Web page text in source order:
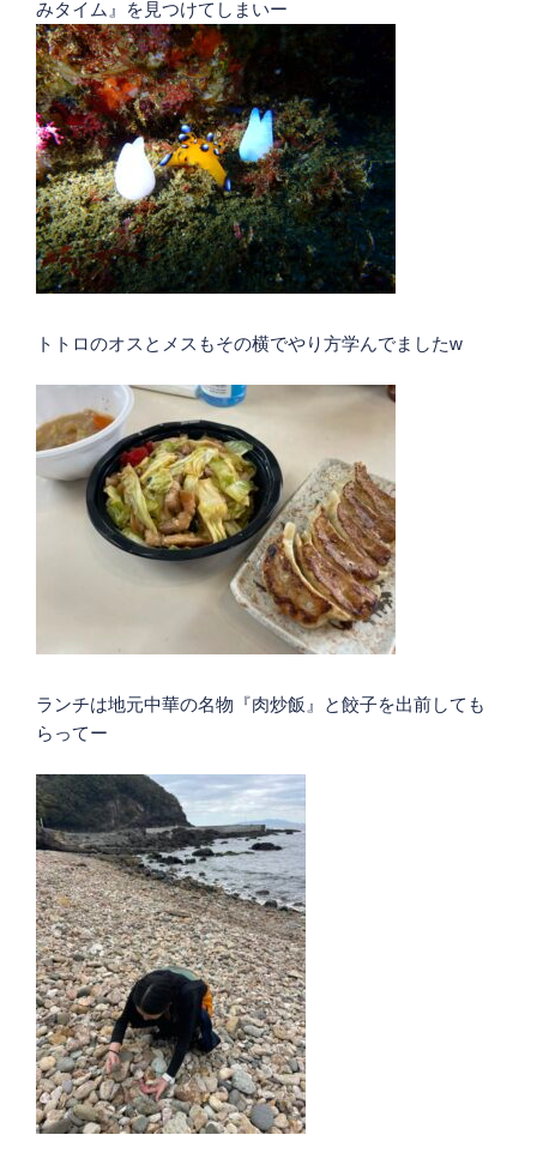
みタイム』を見つけてしまいー
トトロのオスとメスもその横でやり方学んでましたw
ランチは地元中華の名物『肉炒飯』と餃子を出前しても
らってー